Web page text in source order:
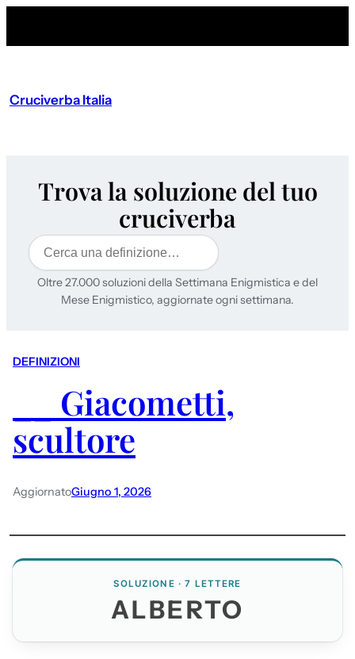
Cruciverba Italia
Trova la soluzione del tuo
cruciverba
Cerca
Oltre 27.000 soluzioni della Settimana Enigmistica e del
Mese Enigmistico, aggiornate ogni settimana.
DEFINIZIONI
__ Giacometti,
scultore
AggiornatoGiugno 1, 2026
SOLUZIONE · 7 LETTERE
ALBERTO